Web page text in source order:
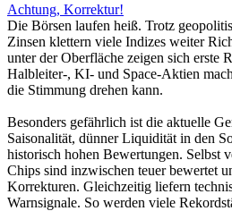
Achtung, Korrektur!
Die Börsen laufen heiß. Trotz
Zinsen klettern viele Indizes weiter
unter der Oberfläche zeigen sich erste
Halbleiter-, KI- und Space-Aktien
die Stimmung drehen kann.
Besonders gefährlich ist die aktuelle
Saisonalität, dünner Liquidität in den
historisch hohen Bewertungen. Selbst
Chips sind inzwischen teuer bewertet
Korrekturen. Gleichzeitig liefern
Warnsignale. So werden viele